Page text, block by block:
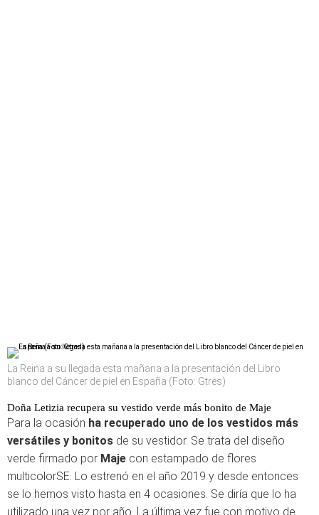
La Reina a su llegada esta mañana a la presentación del Libro
blanco del Cáncer de piel en España (Foto: Gtres)
Doña Letizia recupera su vestido verde más bonito de Maje
Para la ocasión ha recuperado uno de los vestidos más
versátiles y bonitos de su vestidor. Se trata del diseño
verde firmado por Maje con estampado de flores
multicolorSE. Lo estrenó en el año 2019 y desde entonces
se lo hemos visto hasta en 4 ocasiones. Se diría que lo ha
utilizado una vez por año. La última vez fue con motivo de